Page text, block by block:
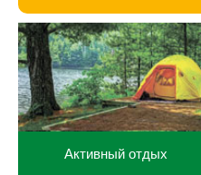
Активный отдых